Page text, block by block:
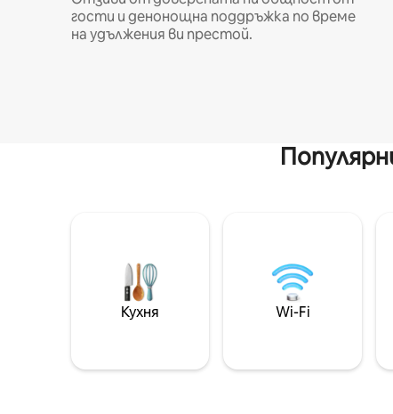
гости и денонощна поддръжка по време
на удължения ви престой.
Кухня Wi-Fi